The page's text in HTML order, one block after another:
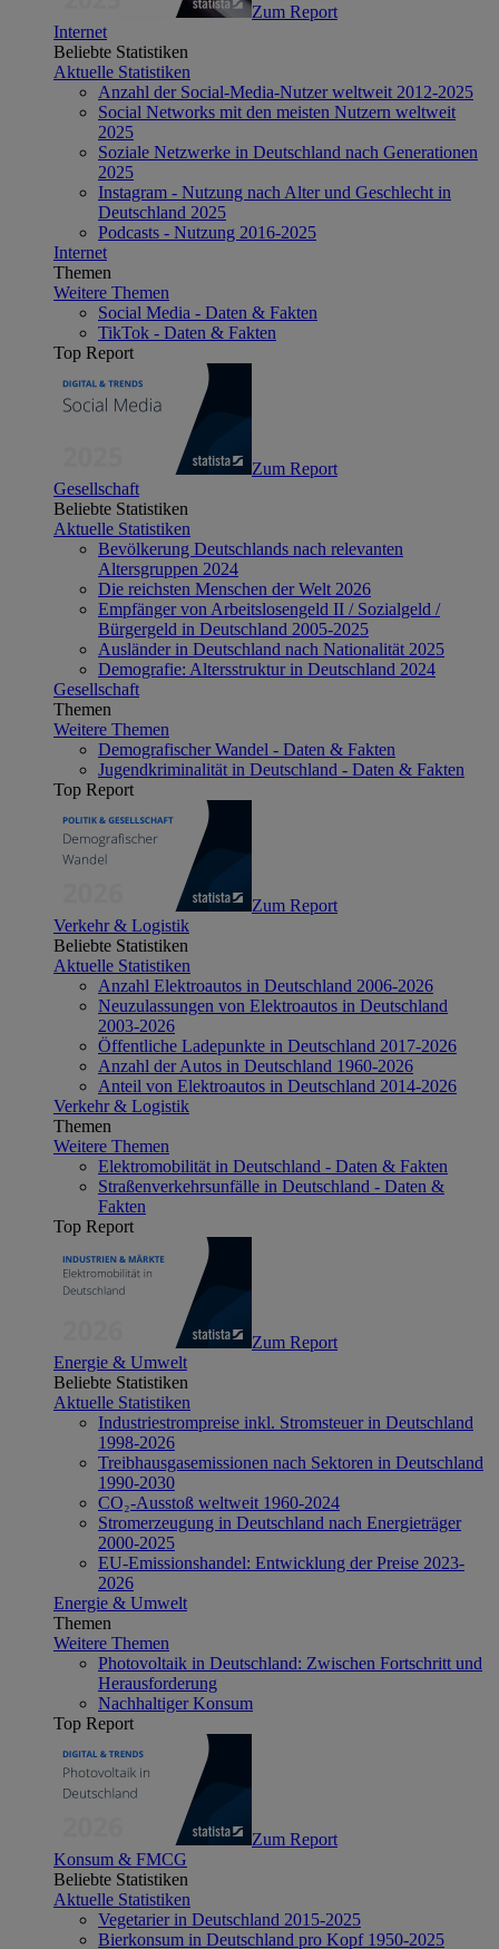
Zum Report
Internet
Beliebte Statistiken
Aktuelle Statistiken
Anzahl der Social-Media-Nutzer weltweit 2012-2025
Social Networks mit den meisten Nutzern weltweit
2025
Soziale Netzwerke in Deutschland nach Generationen
2025
Instagram - Nutzung nach Alter und Geschlecht in
Deutschland 2025
Podcasts - Nutzung 2016-2025
Internet
Themen
Weitere Themen
Social Media - Daten & Fakten
TikTok - Daten & Fakten
Top Report
Zum Report
Gesellschaft
Beliebte Statistiken
Aktuelle Statistiken
Bevölkerung Deutschlands nach relevanten
Altersgruppen 2024
Die reichsten Menschen der Welt 2026
Empfänger von Arbeitslosengeld II / Sozialgeld /
Bürgergeld in Deutschland 2005-2025
Ausländer in Deutschland nach Nationalität 2025
Demografie: Altersstruktur in Deutschland 2024
Gesellschaft
Themen
Weitere Themen
Demografischer Wandel - Daten & Fakten
Jugendkriminalität in Deutschland - Daten & Fakten
Top Report
Zum Report
Verkehr & Logistik
Beliebte Statistiken
Aktuelle Statistiken
Anzahl Elektroautos in Deutschland 2006-2026
Neuzulassungen von Elektroautos in Deutschland
2003-2026
Öffentliche Ladepunkte in Deutschland 2017-2026
Anzahl der Autos in Deutschland 1960-2026
Anteil von Elektroautos in Deutschland 2014-2026
Verkehr & Logistik
Themen
Weitere Themen
Elektromobilität in Deutschland - Daten & Fakten
Straßenverkehrsunfälle in Deutschland - Daten &
Fakten
Top Report
Zum Report
Energie & Umwelt
Beliebte Statistiken
Aktuelle Statistiken
Industriestrompreise inkl. Stromsteuer in Deutschland
1998-2026
Treibhausgasemissionen nach Sektoren in Deutschland
1990-2030
CO₂-Ausstoß weltweit 1960-2024
Stromerzeugung in Deutschland nach Energieträger
2000-2025
EU-Emissionshandel: Entwicklung der Preise 2023-
2026
Energie & Umwelt
Themen
Weitere Themen
Photovoltaik in Deutschland: Zwischen Fortschritt und
Herausforderung
Nachhaltiger Konsum
Top Report
Zum Report
Konsum & FMCG
Beliebte Statistiken
Aktuelle Statistiken
Vegetarier in Deutschland 2015-2025
Bierkonsum in Deutschland pro Kopf 1950-2025